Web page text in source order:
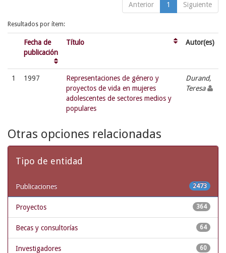
Anterior 1 Siguiente
Resultados por ítem:
Fecha de
publicación
Título Autor(es)
1 1997
Representaciones de género y
proyectos de vida en mujeres
adolescentes de sectores medios y
populares
Durand,
Teresa
Otras opciones relacionadas
Tipo de entidad
2473
Publicaciones
364
Proyectos
64
Becas y consultorías
60
Investigadores